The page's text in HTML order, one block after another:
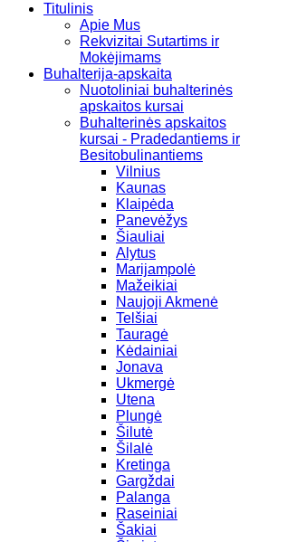
Titulinis
Apie Mus
Rekvizitai Sutartims ir
Mokėjimams
Buhalterija-apskaita
Nuotoliniai buhalterinės
apskaitos kursai
Buhalterinės apskaitos
kursai - Pradedantiems ir
Besitobulinantiems
Vilnius
Kaunas
Klaipėda
Panevėžys
Šiauliai
Alytus
Marijampolė
Mažeikiai
Naujoji Akmenė
Telšiai
Tauragė
Kėdainiai
Jonava
Ukmergė
Utena
Plungė
Šilutė
Šilalė
Kretinga
Gargždai
Palanga
Raseiniai
Šakiai